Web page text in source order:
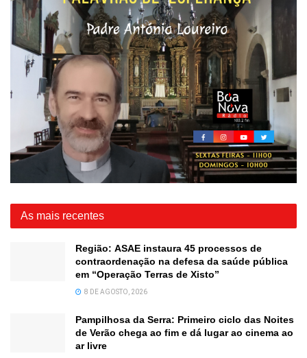
As mais recentes
Região: ASAE instaura 45 processos de
contraordenação na defesa da saúde pública
em “Operação Terras de Xisto”
8 DE AGOSTO, 2026
Pampilhosa da Serra: Primeiro ciclo das Noites
de Verão chega ao fim e dá lugar ao cinema ao
ar livre